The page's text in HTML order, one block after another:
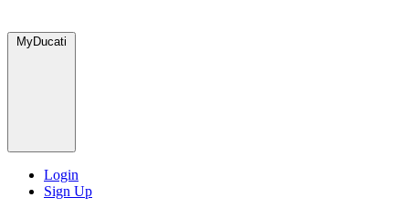
MyDucati
Login
Sign Up